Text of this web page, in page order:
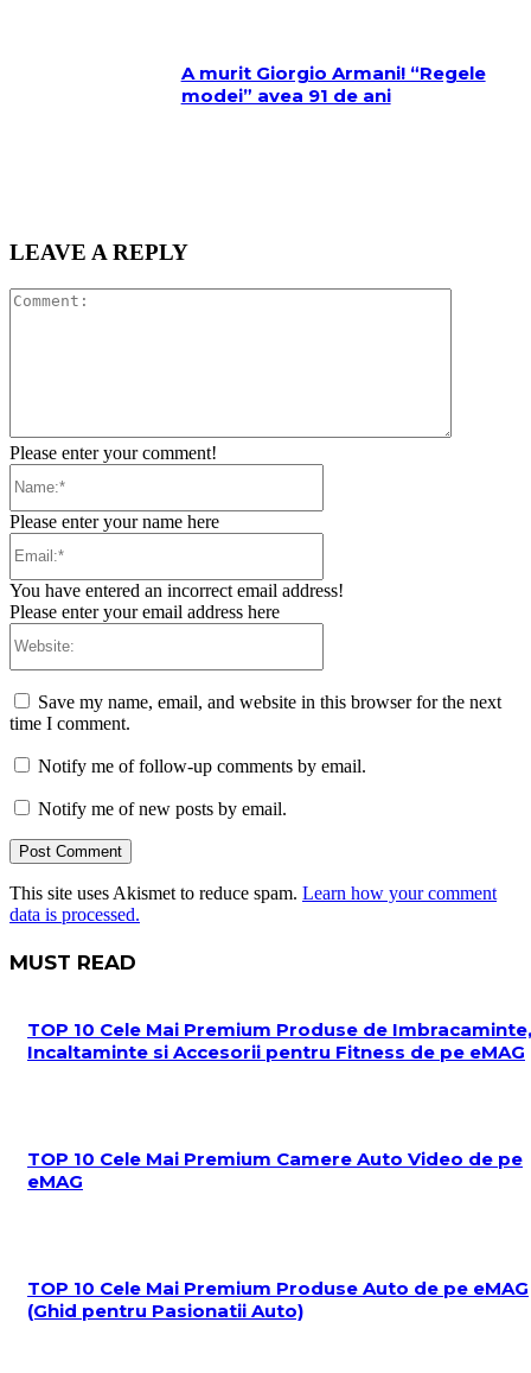
A murit Giorgio Armani! “Regele
modei” avea 91 de ani
LEAVE A REPLY
Please enter your comment!
Please enter your name here
You have entered an incorrect email address!
Please enter your email address here
Save my name, email, and website in this browser for the next
time I comment.
Notify me of follow-up comments by email.
Notify me of new posts by email.
This site uses Akismet to reduce spam. Learn how your comment
data is processed.
MUST READ
TOP 10 Cele Mai Premium Produse de Imbracaminte,
Incaltaminte si Accesorii pentru Fitness de pe eMAG
TOP 10 Cele Mai Premium Camere Auto Video de pe
eMAG
TOP 10 Cele Mai Premium Produse Auto de pe eMAG
(Ghid pentru Pasionatii Auto)